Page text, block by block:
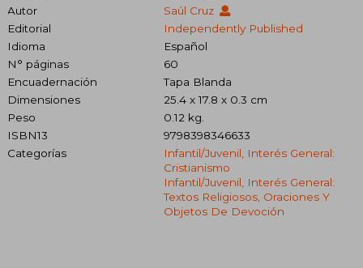
Autor
Saúl Cruz
Editorial
Independently Published
Idioma
Español
N° páginas
60
Encuadernación
Tapa Blanda
Dimensiones
25.4 x 17.8 x 0.3 cm
Peso
0.12 kg.
ISBN13
9798398346633
Categorías
Infantil/juvenil, Interés General:
Cristianismo
Infantil/juvenil, Interés General:
Textos Religiosos, Oraciones Y
Objetos De Devoción